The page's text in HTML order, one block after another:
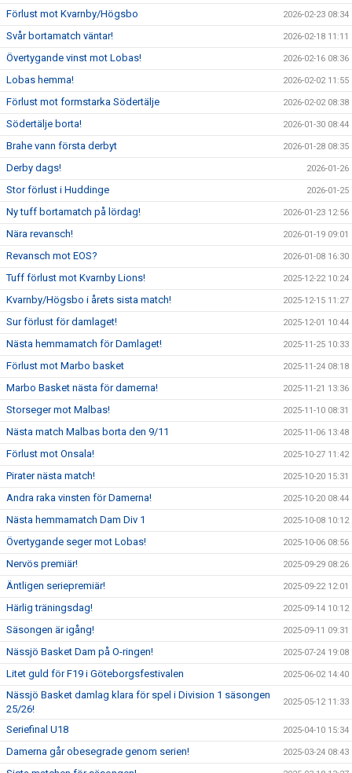
Förlust mot Kvarnby/Högsbo 2026-02-23 08:34
Svår bortamatch väntar! 2026-02-18 11:11
Övertygande vinst mot Lobas! 2026-02-16 08:36
Lobas hemma! 2026-02-02 11:55
Förlust mot formstarka Södertälje 2026-02-02 08:38
Södertälje borta! 2026-01-30 08:44
Brahe vann första derbyt 2026-01-28 08:35
Derby dags! 2026-01-26
Stor förlust i Huddinge 2026-01-25
Ny tuff bortamatch på lördag! 2026-01-23 12:56
Nära revansch! 2026-01-19 09:01
Revansch mot EOS? 2026-01-08 16:30
Tuff förlust mot Kvarnby Lions! 2025-12-22 10:24
Kvarnby/Högsbo i årets sista match! 2025-12-15 11:27
Sur förlust för damlaget! 2025-12-01 10:44
Nästa hemmamatch för Damlaget! 2025-11-25 10:33
Förlust mot Marbo basket 2025-11-24 08:18
Marbo Basket nästa för damerna! 2025-11-21 13:36
Storseger mot Malbas! 2025-11-10 08:31
Nästa match Malbas borta den 9/11 2025-11-06 13:48
Förlust mot Onsala! 2025-10-27 11:42
Pirater nästa match! 2025-10-20 15:31
Andra raka vinsten för Damerna! 2025-10-20 08:44
Nästa hemmamatch Dam Div 1 2025-10-08 10:12
Övertygande seger mot Lobas! 2025-10-06 08:56
Nervös premiär! 2025-09-29 08:26
Äntligen seriepremiär! 2025-09-22 12:01
Härlig träningsdag! 2025-09-14 10:12
Säsongen är igång! 2025-09-11 09:31
Nässjö Basket Dam på O-ringen! 2025-07-24 19:08
Litet guld för F19 i Göteborgsfestivalen 2025-06-02 14:40
Nässjö Basket damlag klara för spel i Division 1 säsongen
25/26!
2025-05-12 11:33
Seriefinal U18 2025-04-10 15:34
Damerna går obesegrade genom serien! 2025-03-24 08:43